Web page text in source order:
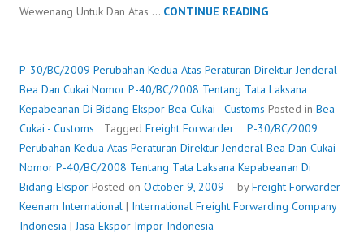
Wewenang Untuk Dan Atas … CONTINUE READINGP-
KEDUA
ATAS
PERATURAN
DIREKTUR
JENDERAL
BEA
DAN
CUKAI
P-30/BC/2009 Perubahan Kedua Atas Peraturan Direktur Jenderal
Bea Dan Cukai Nomor P-40/BC/2008 Tentang Tata Laksana
Kepabeanan Di Bidang Ekspor Bea Cukai - Customs Posted in Bea
Cukai - Customs
Tagged Freight Forwarder
P-30/BC/2009
Perubahan Kedua Atas Peraturan Direktur Jenderal Bea Dan Cukai
Nomor P-40/BC/2008 Tentang Tata Laksana Kepabeanan Di
Bidang Ekspor Posted on October 9, 2009 byFreight Forwarder
Keenam International | International Freight Forwarding Company
Indonesia |Jasa Ekspor Impor Indonesia